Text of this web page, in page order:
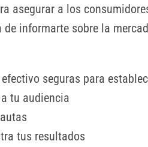
asegurar a los
informarte sobre la
seguras para
tu audiencia
tus resultados